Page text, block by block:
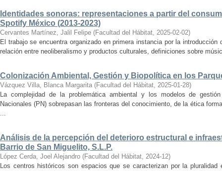
Identidades sonoras: representaciones a partir del
Spotify México (2013-2023)
Cervantes Martínez, Jalil Felipe (Facultad del Hábitat, 2025-02-02)
El trabajo se encuentra organizado en primera instancia por la
relación entre neoliberalismo y productos culturales, definiciones sobre
Colonización Ambiental, Gestión y Biopolítica en los
Vázquez Villa, Blanca Margarita (Facultad del Hábitat, 2025-01-28)
La complejidad de la problemática ambiental y los modelos de
Nacionales (PN) sobrepasan las fronteras del conocimiento, de la ética
...
Análisis de la percepción del deterioro estructural e
Barrio de San Miguelito, S.L.P.
López Cerda, Joel Alejandro (Facultad del Hábitat, 2024-12)
Los centros históricos son espacios que se caracterizan por la